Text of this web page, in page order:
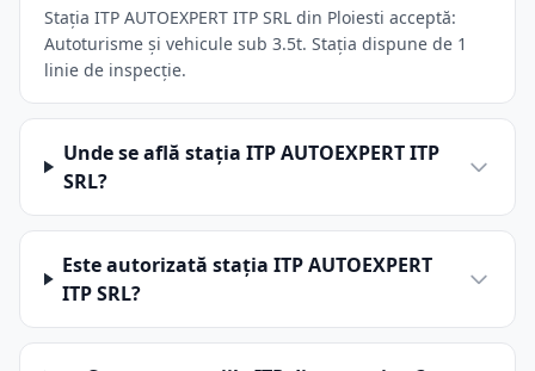
Stația ITP AUTOEXPERT ITP SRL din Ploiesti acceptă:
Autoturisme și vehicule sub 3.5t. Stația dispune de 1
linie de inspecție.
Unde se află stația ITP AUTOEXPERT ITP
SRL?
Este autorizată stația ITP AUTOEXPERT
ITP SRL?